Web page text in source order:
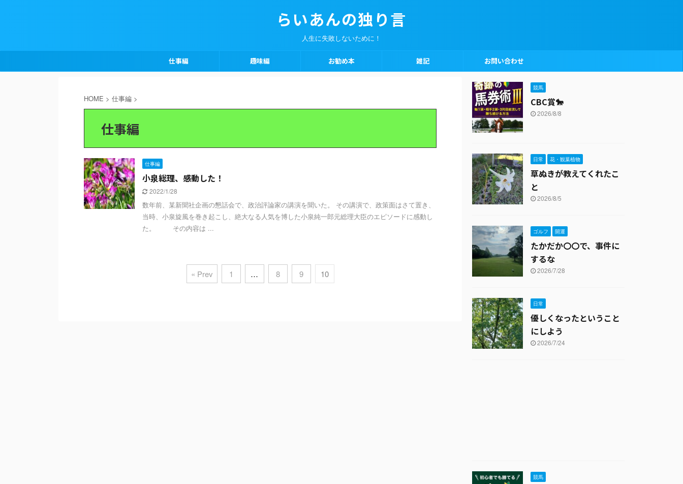
らいあんの独り言
人生に失敗しないために！
仕事編 趣味編 お勧め本 雑記 お問い合わせ
HOME > 仕事編 >
仕事編
仕事編
小泉総理、感動した！
2022/1/28
数年前、某新聞社企画の懇話会で、政治評論家の講演を聞いた。 その講演で、政策面はさて置き、
当時、小泉旋風を巻き起こし、絶大なる人気を博した小泉純一郎元総理大臣のエピソードに感動し
た。 その内容は ...
« Prev 1 … 8 9 10
競馬
CBC賞🐎
2026/8/8
日常 花・観葉植物
草ぬきが教えてくれたこ
と
2026/8/5
ゴルフ 開運
たかだか〇〇で、事件に
するな
2026/7/28
日常
優しくなったということ
にしよう
2026/7/24
競馬